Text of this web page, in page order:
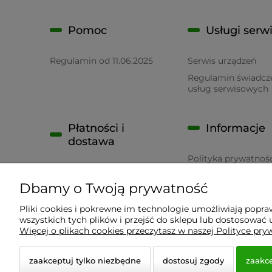
Pomoc
Regulamin od 11.06.2025
Usługi
Serwis urządzeń
Regulamin
usług serwisowych
Płatności i
dostawa
Czas realizacji zamówienia
Informacje
Polityka
Wyposażenie Gastronomii - Projekty
Dbamy o Twoją prywatność
Pliki cookies i pokrewne im technologie umożliwiają
wszystkich tych plików i przejść do sklepu lub
Więcej o plikach cookies przeczytasz w naszej Polityce
zaakceptuj tylko niezbędne dostosuj zgody